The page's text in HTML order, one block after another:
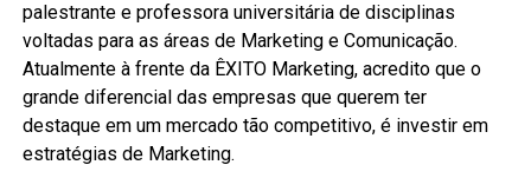
palestrante e professora universitária de disciplinas
voltadas para as áreas de Marketing e Comunicação.
Atualmente à frente da ÊXITO Marketing, acredito que o
grande diferencial das empresas que querem ter
destaque em um mercado tão competitivo, é investir em
estratégias de Marketing.